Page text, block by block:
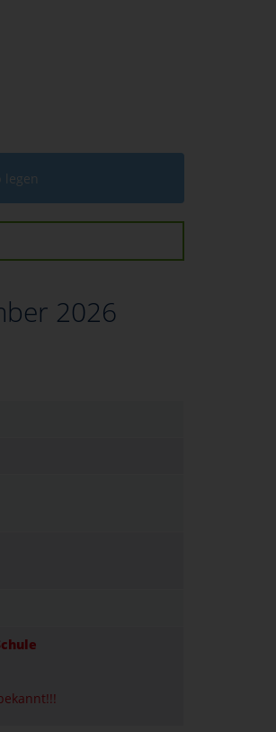
legen
2026